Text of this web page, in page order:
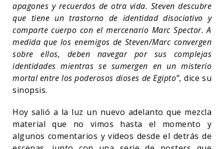
apagones y recuerdos de otra vida. Steven descubre
que tiene un trastorno de identidad disociativo y
comparte cuerpo con el mercenario Marc Spector. A
medida que los enemigos de Steven/Marc convergen
sobre ellos, deben navegar por sus complejas
identidades mientras se sumergen en un misterio
mortal entre los poderosos dioses de Egipto”,dice su
sinopsis.
Hoy salió a la luz un nuevo adelanto que mezcla
material que no vimos hasta el momento y
algunos comentarios y videos desde el detrás de